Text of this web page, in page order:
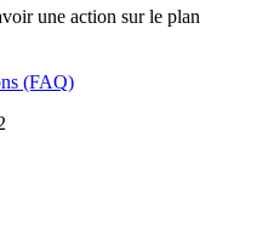
une action sur le plan
(FAQ)